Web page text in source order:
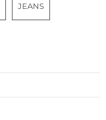
JEANS